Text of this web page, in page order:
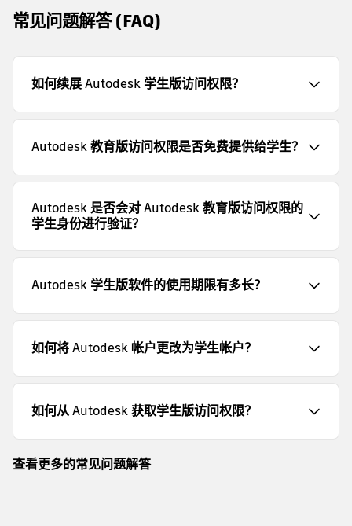
常见问题解答 (FAQ)
如何续展 Autodesk 学生版访问权限？
Autodesk 教育版访问权限是否免费提供给学生？
Autodesk 是否会对 Autodesk 教育版访问权限的
学生身份进行验证？
Autodesk 学生版软件的使用期限有多长？
如何将 Autodesk 帐户更改为学生帐户？
如何从 Autodesk 获取学生版访问权限？
查看更多的常见问题解答